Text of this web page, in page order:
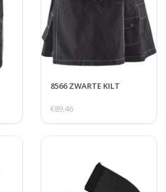
8566 ZWARTE KILT
€89,46